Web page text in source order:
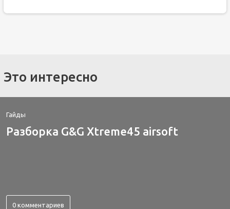
Это интересно
Гайды
Разборка G&G Xtreme45 airsoft
0 комментариев